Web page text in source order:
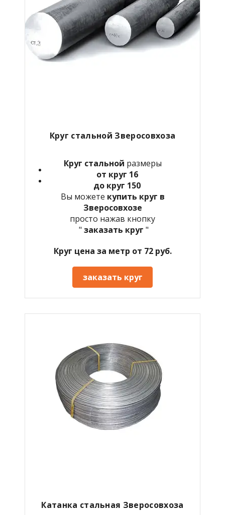
Круг стальной Зверосовхоза
Круг стальной размеры
от круг 16
до круг 150
Вы можете купить круг в
Зверосовхозе
просто нажав кнопку
" заказать круг "
Круг цена за метр от 72 руб.
заказать круг
Катанка стальная Зверосовхоза